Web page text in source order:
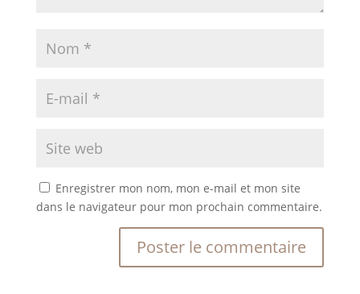
Enregistrer mon nom, mon e-mail et mon site
dans le navigateur pour mon prochain commentaire.